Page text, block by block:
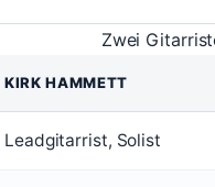
Zwei
KIRK HAMMETT
Leadgitarrist, Solist